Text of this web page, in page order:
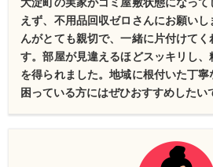
えず、不用品回収ゼロさんにお願い
んがとても親切で、一緒に片付けて
す。部屋が見違えるほどスッキリし
を得られました。地域に根付いた丁
困っている方にはぜひおすすめしたい